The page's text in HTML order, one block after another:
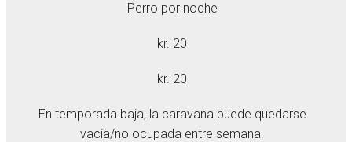
Perro por noche
kr. 20
kr. 20
En temporada baja, la caravana puede quedarse
vacía/no ocupada entre semana.